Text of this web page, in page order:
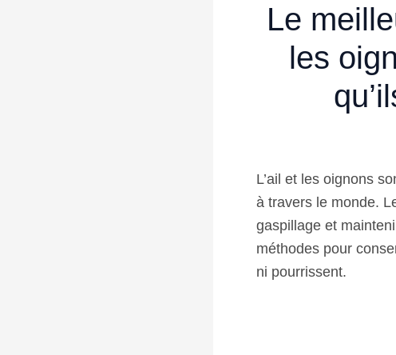
Le
les
L’ail et les oignons
à travers le monde.
gaspillage et
méthodes pour
ni pourrissent.